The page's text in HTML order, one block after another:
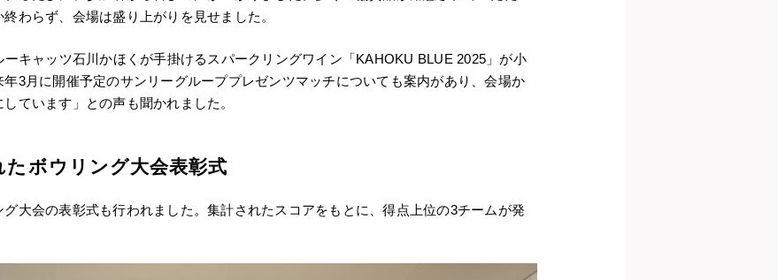
わらず、会場は盛り上がりを見せました。
ーキャッツ石川かほくが手掛けるスパークリングワイン「KAHOKU BLUE 2025」が小
3月に開催予定のサンリーグループプレゼンツマッチについても案内があり、会場か
ています」との声も聞かれました。
たボウリング大会表彰式
大会の表彰式も行われました。集計されたスコアをもとに、得点上位の3チームが発